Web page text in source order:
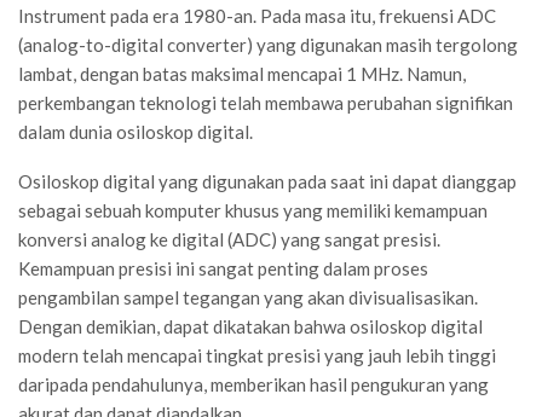
Instrument pada era 1980-an. Pada masa itu, frekuensi ADC
(analog-to-digital converter) yang digunakan masih tergolong
lambat, dengan batas maksimal mencapai 1 MHz. Namun,
perkembangan teknologi telah membawa perubahan signifikan
dalam dunia osiloskop digital.
Osiloskop digital yang digunakan pada saat ini dapat dianggap
sebagai sebuah komputer khusus yang memiliki kemampuan
konversi analog ke digital (ADC) yang sangat presisi.
Kemampuan presisi ini sangat penting dalam proses
pengambilan sampel tegangan yang akan divisualisasikan.
Dengan demikian, dapat dikatakan bahwa osiloskop digital
modern telah mencapai tingkat presisi yang jauh lebih tinggi
daripada pendahulunya, memberikan hasil pengukuran yang